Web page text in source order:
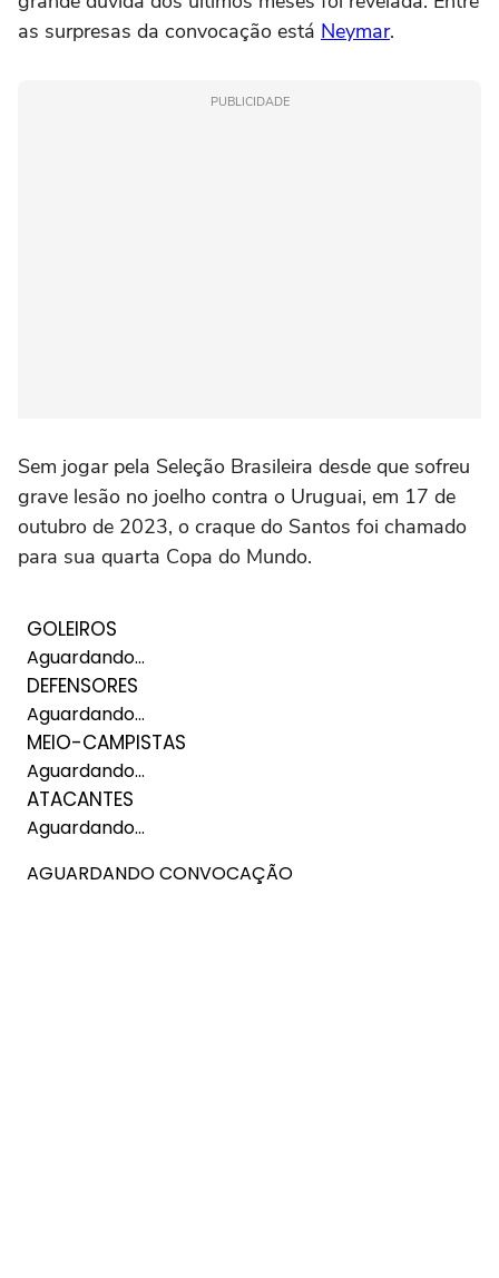
as surpresas da convocação está Neymar.
PUBLICIDADE
Sem jogar pela Seleção Brasileira desde que sofreu
grave lesão no joelho contra o Uruguai, em 17 de
outubro de 2023, o craque do Santos foi chamado
para sua quarta Copa do Mundo.